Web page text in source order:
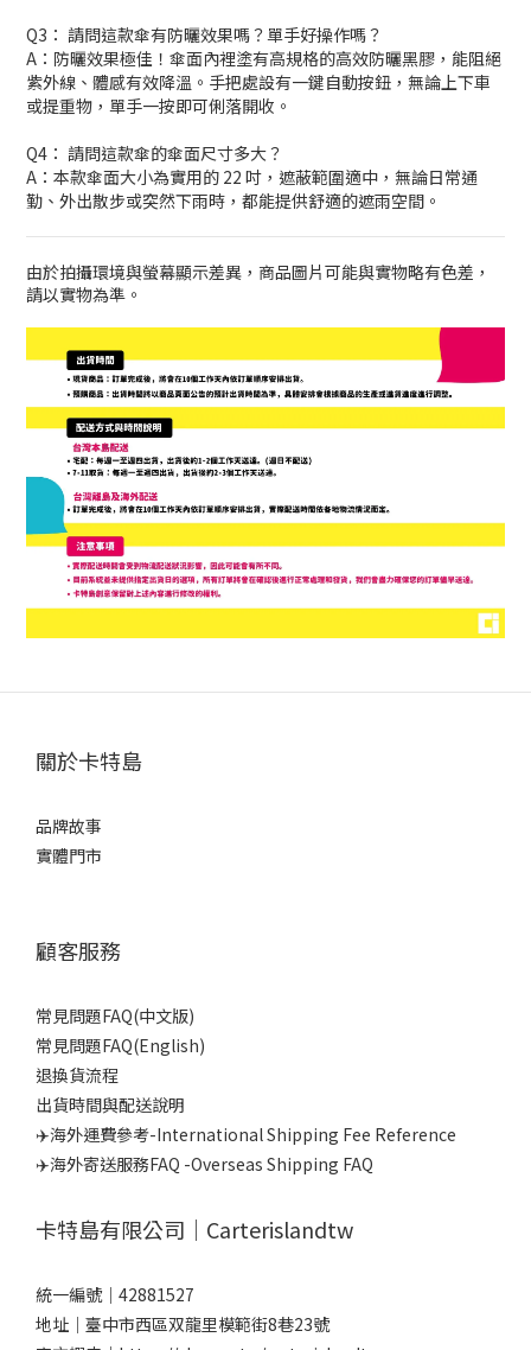
Q3： 請問這款傘有防曬效果嗎？單手好操作嗎？
A：防曬效果極佳！傘面內裡塗有高規格的高效防曬黑膠，能阻絕
紫外線、體感有效降溫。手把處設有一鍵自動按鈕，無論上下車
或提重物，單手一按即可俐落開收。
Q4： 請問這款傘的傘面尺寸多大？
A：本款傘面大小為實用的 22 吋，遮蔽範圍適中，無論日常通
勤、外出散步或突然下雨時，都能提供舒適的遮雨空間。
由於拍攝環境與螢幕顯示差異，商品圖片可能與實物略有色差，
請以實物為準。
關於卡特島
品牌故事
實體門市
顧客服務
常見問題FAQ(中文版)
常見問題FAQ(English)
退換貨流程
出貨時間與配送說明
✈️海外運費參考-International Shipping Fee Reference
✈️海外寄送服務FAQ -Overseas Shipping FAQ
卡特島有限公司｜Carterislandtw
統一編號｜42881527
地址｜臺中市西區双龍里模範街8巷23號